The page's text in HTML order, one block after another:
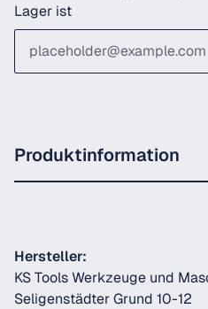
Lager ist
Produktinformation
Hersteller:
KS Tools Werkzeuge und
Seligenstädter Grund 10-12